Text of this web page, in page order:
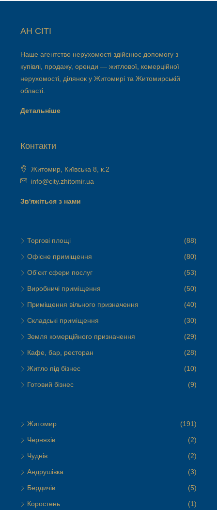
АН СІТІ
Наше агентство нерухомості здійснює допомогу з
купівлі, продажу, оренди — житлової, комерційної
нерухомості, ділянок у Житомирі та Житомирській
області.
Детальніше
Контакти
Житомир, Київська 8, к.2
info@city.zhitomir.ua
Зв'яжіться з нами
Торгові площі (88)
Офісне приміщення (80)
Об'єкт сфери послуг (53)
Виробничі приміщення (50)
Приміщення вільного призначення (40)
Складські приміщення (30)
Земля комерційного призначення (29)
Кафе, бар, ресторан (28)
Житло під бізнес (10)
Готовий бізнес (9)
Житомир (191)
Черняхів (2)
Чуднів (2)
Андрушівка (3)
Бердичів (5)
Коростень (1)